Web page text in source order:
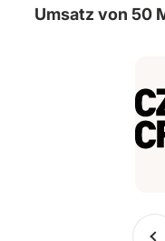
Umsatz von 50